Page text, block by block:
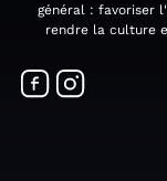
général : favoriser
rendre la culture